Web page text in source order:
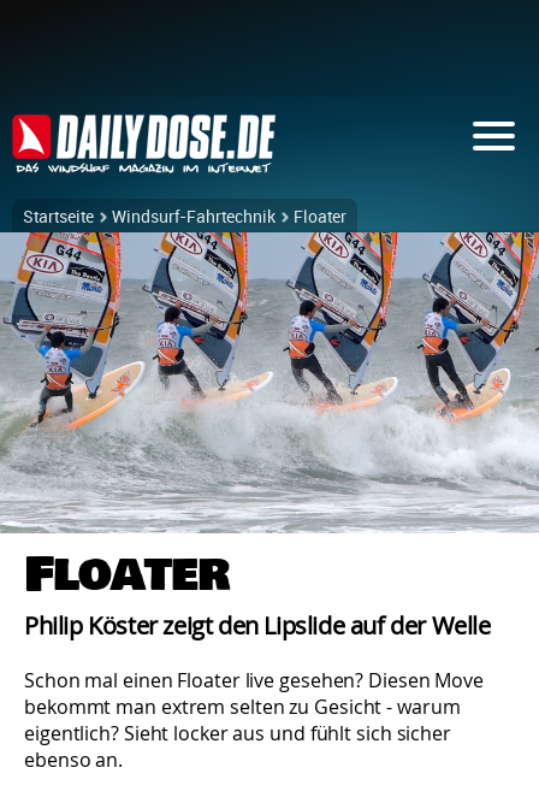
Startseite Windsurf-Fahrtechnik Floater
Floater
Philip Köster zeigt den Lipslide auf der Welle
Schon mal einen Floater live gesehen? Diesen Move
bekommt man extrem selten zu Gesicht - warum
eigentlich? Sieht locker aus und fühlt sich sicher
ebenso an.